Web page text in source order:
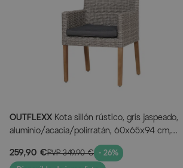
OUTFLEXX Kota sillón rústico, gris jaspeado,
aluminio/acacia/polirratán, 60x65x94 cm,
incluye cojines, producto certificado FSC®
259,90 €PVP349,90 € - 26%